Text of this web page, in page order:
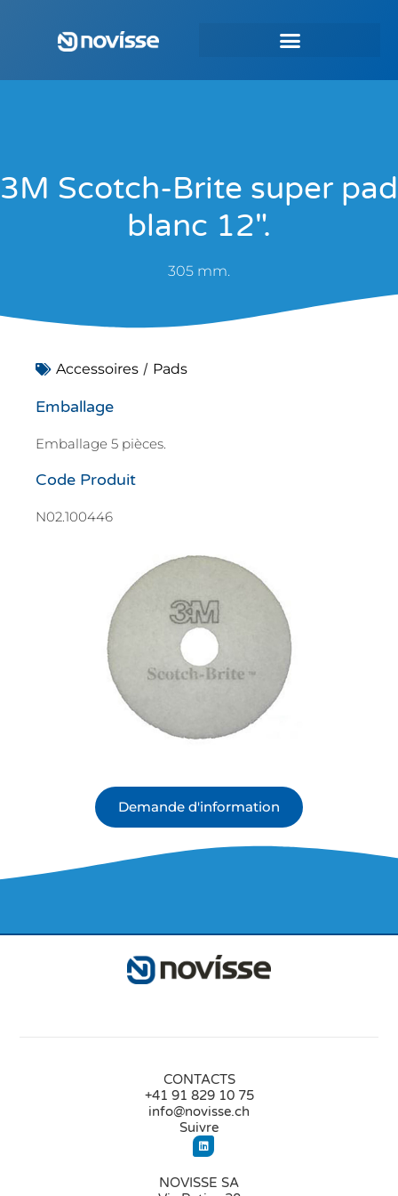
3M Scotch-Brite super pad
blanc 12″.
305 mm.
Accessoires / Pads
Emballage
Emballage 5 pièces.
Code Produit
N02.100446
Demande d'information
CONTACTS
+41 91 829 10 75
info@novisse.ch
Suivre
NOVISSE SA